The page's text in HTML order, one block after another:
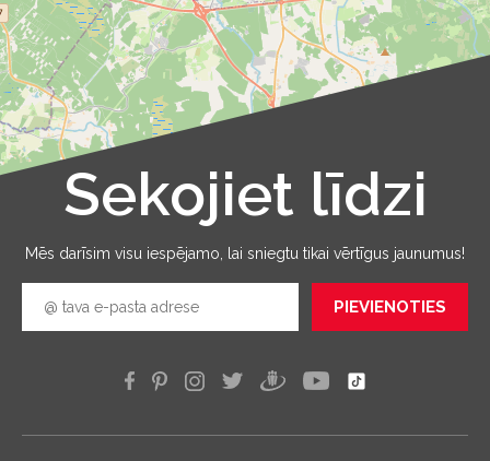
Sekojiet līdzi
Mēs darīsim visu iespējamo, lai sniegtu tikai vērtīgus jaunumus!
PIEVIENOTIES